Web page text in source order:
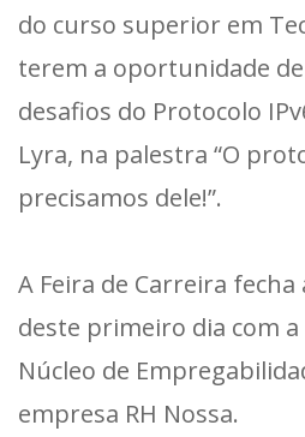
do curso superior em
terem a oportunidade
desafios do Protocolo
Lyra, na palestra “O
precisamos dele!”.
A Feira de Carreira
deste primeiro dia com
Núcleo de
empresa RH Nossa.